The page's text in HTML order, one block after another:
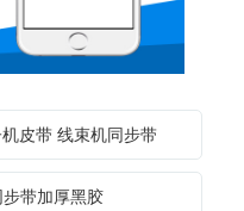
皮带 线束机同步带
带加厚黑胶